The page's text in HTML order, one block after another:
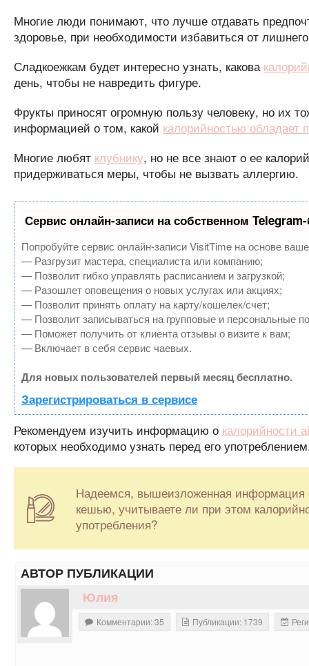
Многие люди понимают, что лучше отдавать
здоровье, при необходимости избавиться от
Сладкоежкам будет интересно узнать, какова
день, чтобы не навредить фигуре.
Фрукты приносят огромную пользу человеку, но их
информацией о том, какой калорийностью обладает
Многие любят клубнику, но не все знают о ее
придерживаться меры, чтобы не вызвать аллергию.
Сервис онлайн-записи на собственном
Попробуйте сервис онлайн-записи VisitTime на основе
— Разгрузит мастера, специалиста или компанию;
— Позволит гибко управлять расписанием и загрузкой;
— Разошлет оповещения о новых услугах или акциях;
— Позволит принять оплату на карту/кошелек/счет;
— Позволит записываться на групповые и персональные
— Поможет получить от клиента отзывы о визите к вам;
— Включает в себя сервис чаевых.
Для новых пользователей первый месяц бесплатно.
Зарегистрироваться в сервисе
Рекомендуем изучить информацию о калорийности
которых необходимо узнать перед его
Надеемся, вышеизложенная информация
кешью, учитываете ли при этом
употребления?
АВТОР ПУБЛИКАЦИИ
Юлия
Комментарии: 35 Публикации: 1739